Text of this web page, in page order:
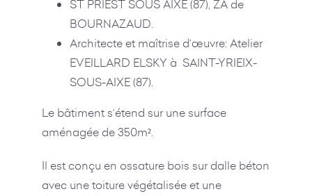
ST PRIEST SOUS AIXE (87), ZA de
BOURNAZAUD.
Architecte et maîtrise d’œuvre: Atelier
EVEILLARD ELSKY à SAINT-YRIEIX-
SOUS-AIXE (87).
Le bâtiment s’étend sur une surface
aménagée de 350m².
Il est conçu en ossature bois sur dalle béton
avec une toiture végétalisée et une